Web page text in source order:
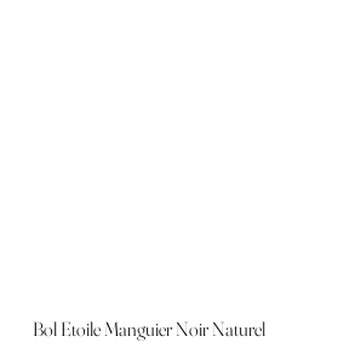
Bol Etoile Manguier Noir Naturel